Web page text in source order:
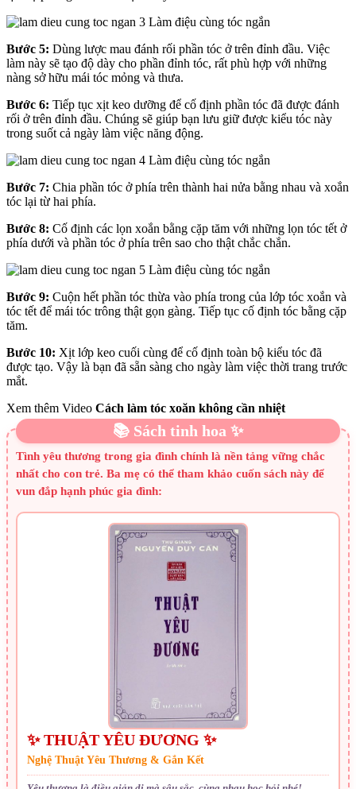
Bước 5: Dùng lược mau đánh rối phần tóc ở trên đỉnh đầu. Việc
làm này sẽ tạo độ dày cho phần đỉnh tóc, rất phù hợp với những
nàng sở hữu mái tóc mỏng và thưa.
Bước 6: Tiếp tục xịt keo dưỡng để cố định phần tóc đã được đánh
rối ở trên đỉnh đầu. Chúng sẽ giúp bạn lưu giữ được kiểu tóc này
trong suốt cả ngày làm việc năng động.
Bước 7: Chia phần tóc ở phía trên thành hai nửa bằng nhau và xoắn
tóc lại từ hai phía.
Bước 8: Cố định các lọn xoắn bằng cặp tăm với những lọn tóc tết ở
phía dưới và phần tóc ở phía trên sao cho thật chắc chắn.
Bước 9: Cuộn hết phần tóc thừa vào phía trong của lớp tóc xoắn và
tóc tết để mái tóc trông thật gọn gàng. Tiếp tục cố định tóc bằng cặp
tăm.
Bước 10: Xịt lớp keo cuối cùng để cố định toàn bộ kiểu tóc đã
được tạo. Vậy là bạn đã sẵn sàng cho ngày làm việc thời trang trước
mắt.
Xem thêm Video Cách làm tóc xoăn không cần nhiệt
📚 Sách tinh hoa ✨
Tình yêu thương trong gia đình chính là nền tảng vững chắc
nhất cho con trẻ. Ba mẹ có thể tham khảo cuốn sách này để
vun đắp hạnh phúc gia đình:
✨ THUẬT YÊU ĐƯƠNG ✨
Nghệ Thuật Yêu Thương & Gắn Kết